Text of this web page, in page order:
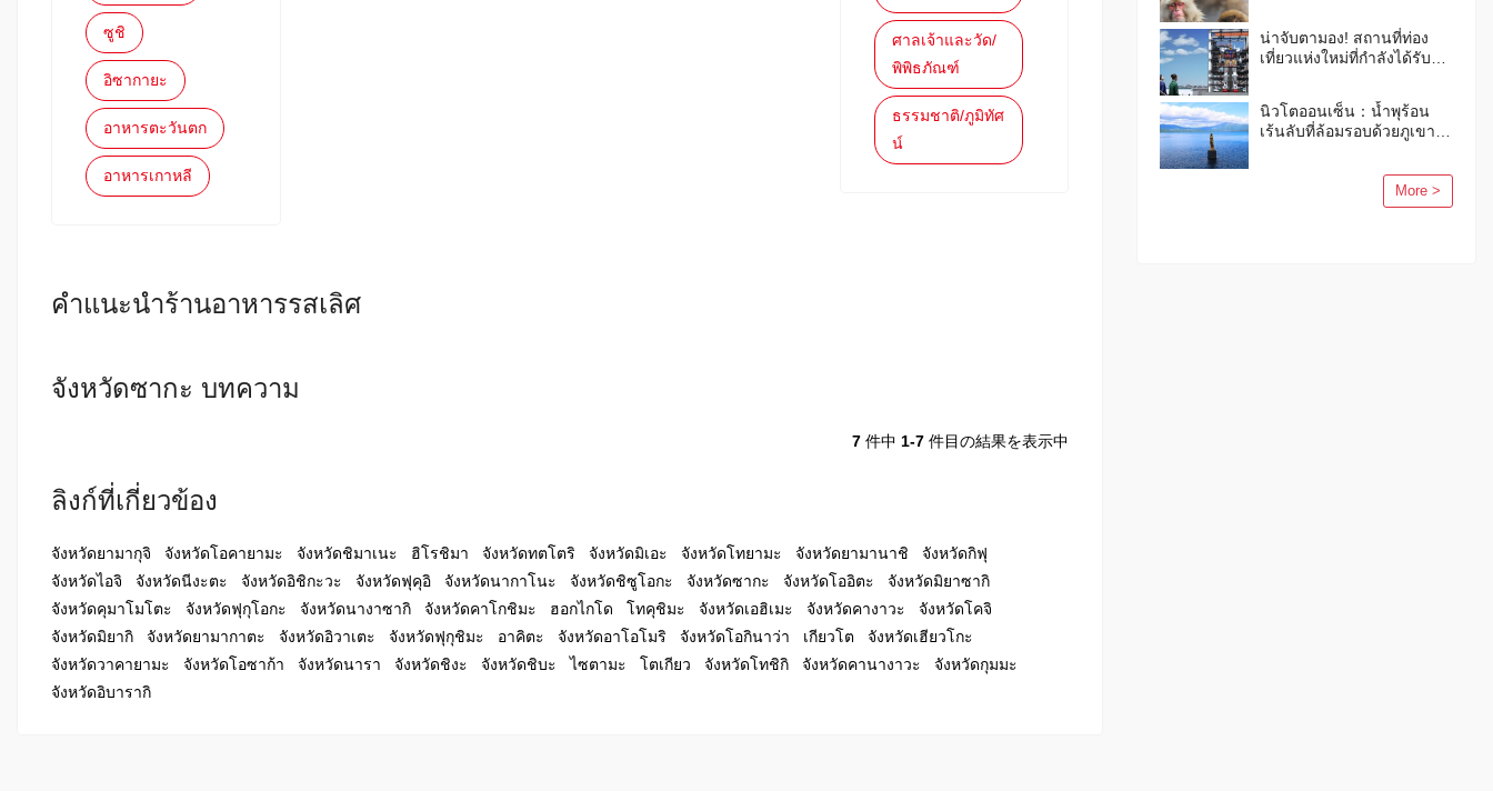
ซูชิ
อิซากายะ
อาหารตะวันตก
อาหารเกาหลี
ศาลเจ้าและวัด/
พิพิธภัณฑ์
ธรรมชาติ/ภูมิทัศ
น์
คำแนะนำร้านอาหารรสเลิศ
จังหวัดซากะ บทความ
7 件中 1-7 件目の結果を表示中
ลิงก์ที่เกี่ยวข้อง
จังหวัดยามากุจิ จังหวัดโอคายามะ จังหวัดชิมาเนะ ฮิโรชิมา จังหวัดทตโตริ จังหวัดมิเอะ จังหวัดโทยามะ จังหวัดยามานาชิ
จังหวัดกิฟุ
จังหวัดไอจิ
จังหวัดนีงะตะ จังหวัดอิชิกะวะ จังหวัดฟุคุอิ จังหวัดนากาโนะ จังหวัดชิซูโอกะ จังหวัดซากะ จังหวัดโออิตะ
จังหวัดมิยาซากิ
จังหวัดคุมาโมโตะ
จังหวัดฟุกุโอกะ จังหวัดนางาซากิ จังหวัดคาโกชิมะ ฮอกไกโด โทคุชิมะ จังหวัดเอฮิเมะ จังหวัดคางาวะ
จังหวัดโคจิ
จังหวัดมิยากิ
จังหวัดยามากาตะ จังหวัดอิวาเตะ จังหวัดฟุกุชิมะ อาคิตะ จังหวัดอาโอโมริ จังหวัดโอกินาว่า เกียวโต
จังหวัดเฮียวโกะ
จังหวัดวาคายามะ
จังหวัดโอซาก้า จังหวัดนารา จังหวัดชิงะ จังหวัดชิบะ ไซตามะ โตเกียว จังหวัดโทชิกิ จังหวัดคานางาวะ
จังหวัดกุมมะ
จังหวัดอิบารากิ
น่าจับตามอง! สถานที่ท่อง
เที่ยวแห่งใหม่ที่กำลังได้รับ
ประเทศญี่ปุ่น ในฉบับฤดู
ใบไม้ร่วงและฤดูหนาวปี
2563
นิวโตออนเซ็น：น้ำพุร้อน
เร้นลับที่ล้อมรอบด้วยภูเขา
More >